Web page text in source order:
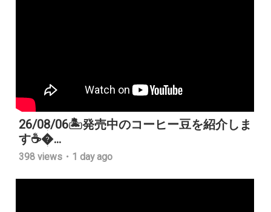
26/08/06🏝️発売中のコーヒー豆を紹介しま
す☕️...
398 views・1 day ago